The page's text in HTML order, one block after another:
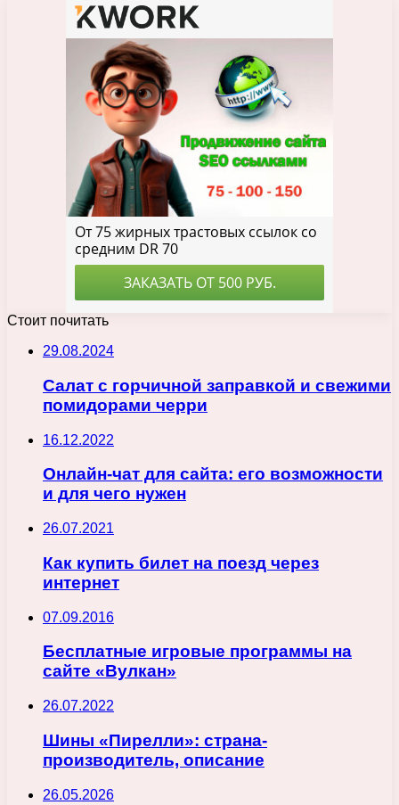
Стоит почитать
29.08.2024
Салат с горчичной заправкой и свежими
помидорами черри
16.12.2022
Онлайн-чат для сайта: его возможности
и для чего нужен
26.07.2021
Как купить билет на поезд через
интернет
07.09.2016
Бесплатные игровые программы на
сайте «Вулкан»
26.07.2022
Шины «Пирелли»: страна-
производитель, описание
26.05.2026